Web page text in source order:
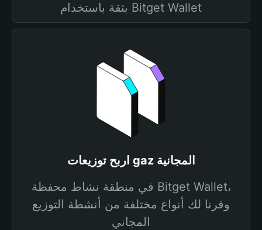
بثقة باستخدام Bitget Wallet
اربح توزيعات gaz المجانية
في منطقة نشاط محفظة Bitget Wallet،
وفرنا لك أنواع مختلفة من أنشطة التوزيع
المجاني